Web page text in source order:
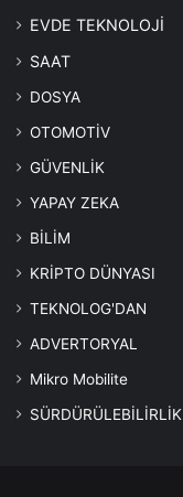
EVDE TEKNOLOJİ
SAAT
DOSYA
OTOMOTİV
GÜVENLİK
YAPAY ZEKA
BİLİM
KRİPTO DÜNYASI
TEKNOLOG'DAN
ADVERTORYAL
Mikro Mobilite
SÜRDÜRÜLEBİLİRLİK